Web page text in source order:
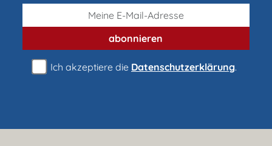
abonnieren
Ich akzeptiere die Datenschutzerklärung.